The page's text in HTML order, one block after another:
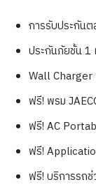
การรับประกัน
ประกันภัยชั้น 1
Wall
ฟรี! พรม
ฟรี! AC
ฟรี!
ฟรี! บริการรถช่